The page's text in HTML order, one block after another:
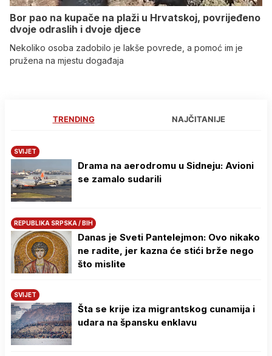
Bor pao na kupače na plaži u Hrvatskoj, povrijeđeno
dvoje odraslih i dvoje djece
Nekoliko osoba zadobilo je lakše povrede, a pomoć im je
pružena na mjestu događaja
TRENDING NAJČITANIJE
SVIJET
Drama na aerodromu u Sidneju: Avioni
se zamalo sudarili
REPUBLIKA SRPSKA / BIH
Danas je Sveti Pantelejmon: Ovo nikako
ne radite, jer kazna će stići brže nego
što mislite
SVIJET
Šta se krije iza migrantskog cunamija i
udara na špansku enklavu